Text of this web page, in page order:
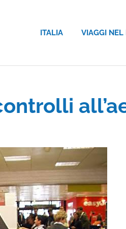
ITALIA VIAGGI NEL